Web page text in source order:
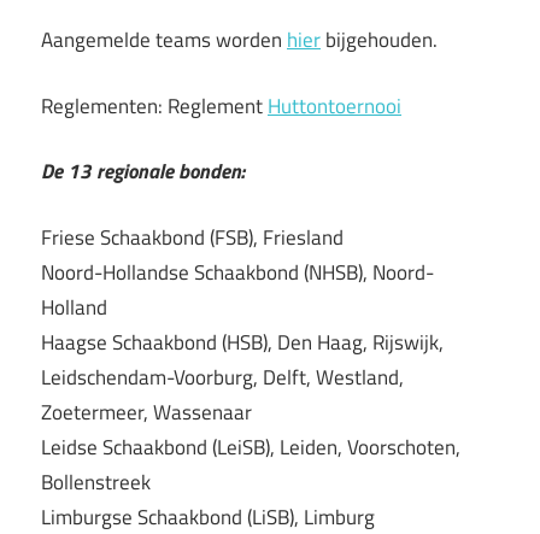
Aangemelde teams wordenhierbijgehouden.
Reglementen: ReglementHuttontoernooi
De 13 regionale bonden:
Friese Schaakbond (FSB), Friesland
Noord-Hollandse Schaakbond (NHSB), Noord-
Holland
Haagse Schaakbond (HSB), Den Haag, Rijswijk,
Leidschendam-Voorburg, Delft, Westland,
Zoetermeer, Wassenaar
Leidse Schaakbond (LeiSB), Leiden, Voorschoten,
Bollenstreek
Limburgse Schaakbond (LiSB), Limburg